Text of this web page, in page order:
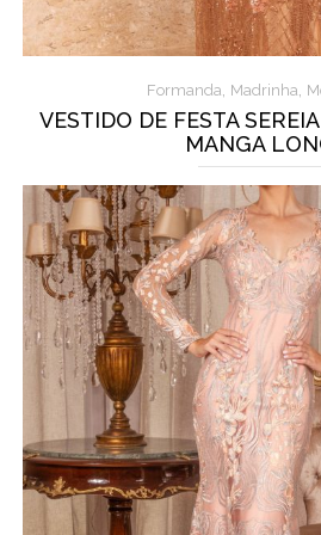
Formanda, Madrinha,
VESTIDO DE FESTA
MANGA